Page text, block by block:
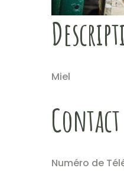
Miel
Contact
Numéro de